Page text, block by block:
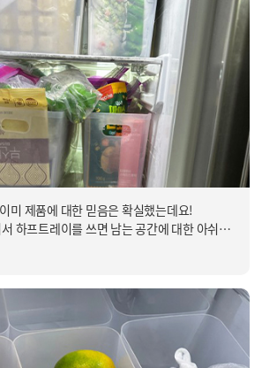
미 제품에 대한 믿음은 확실했는데요!
하프트레이를 쓰면 남는 공간에 대한 아쉬움
쓰니 해결되어서 너무 좋네요:)
손이 많이 가는데 트레이에 넣어서 정리하면
하면서 쓰는 냉장고같아 보여서 대만족입니